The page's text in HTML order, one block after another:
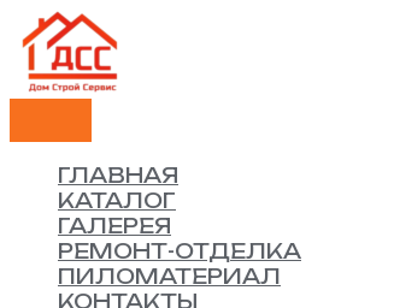
Перейти
содержимому
МЕНЮ
ГЛАВНАЯ
КАТАЛОГ
ГАЛЕРЕЯ
РЕМОНТ-ОТДЕЛКА
ПИЛОМАТЕРИАЛ
КОНТАКТЫ
Количество
товара
Каркасный
дом
с
террасой